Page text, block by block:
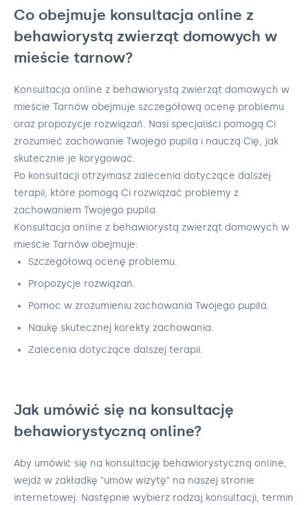
Co obejmuje konsultacja online z
behawiorystą zwierząt domowych w
mieście tarnow?
Konsultacja online z behawiorystą zwierząt domowych w
mieście Tarnów obejmuje szczegółową ocenę problemu
oraz propozycje rozwiązań. Nasi specjaliści pomogą Ci
zrozumieć zachowanie Twojego pupila i nauczą Cię, jak
skutecznie je korygować.
Po konsultacji otrzymasz zalecenia dotyczące dalszej
terapii, które pomogą Ci rozwiązać problemy z
zachowaniem Twojego pupila.
Konsultacja online z behawiorystą zwierząt domowych w
mieście Tarnów obejmuje:
Szczegółową ocenę problemu.
Propozycje rozwiązań.
Pomoc w zrozumieniu zachowania Twojego pupila.
Naukę skutecznej korekty zachowania.
Zalecenia dotyczące dalszej terapii.
Jak umówić się na konsultację
behawiorystyczną online?
Aby umówić się na konsultację behawiorystyczną online,
wejdź w zakładkę "umów wizytę" na naszej stronie
internetowej. Następnie wybierz rodzaj konsultacji, termin